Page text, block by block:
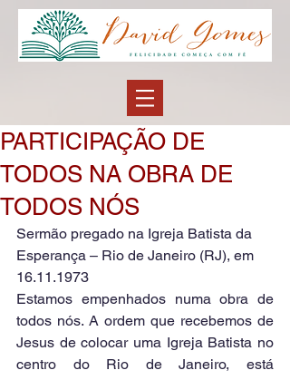
PARTICIPAÇÃO DE
TODOS NA OBRA DE
TODOS NÓS
Sermão pregado na Igreja Batista da
Esperança – Rio de Janeiro (RJ), em
16.11.1973
Estamos empenhados numa obra de
todos nós. A ordem que recebemos de
Jesus de colocar uma Igreja Batista no
centro do Rio de Janeiro, está